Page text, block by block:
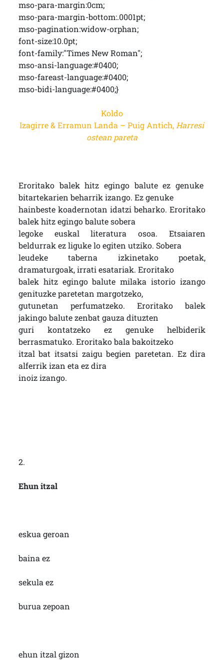
mso-para-margin:0cm;
mso-para-margin-bottom:.0001pt;
mso-pagination:widow-orphan;
font-size:10.0pt;
font-family:"Times New Roman";
mso-ansi-language:#0400;
mso-fareast-language:#0400;
mso-bidi-language:#0400;}
Koldo
Izagirre & Erramun Landa – Puig Antich, Harresi
ostean pareta
Eroritako balek hitz egingo balute ez genuke
bitartekarien beharrik izango. Ez genuke
hainbeste koadernotan idatzi beharko. Eroritako
balek hitz egingo balute sobera
legoke euskal literatura osoa. Etsaiaren
beldurrak ez liguke lo egiten utziko. Sobera
leudeke taberna izkinetako poetak,
dramaturgoak, irrati esatariak. Eroritako
balek hitz egingo balute milaka istorio izango
genituzke paretetan margotzeko,
gutunetan perfumatzeko. Eroritako balek
jakingo balute zenbat gauza dituzten
guri kontatzeko ez genuke helbiderik
berrasmatuko. Eroritako bala bakoitzeko
itzal bat itsatsi zaigu begien paretetan. Ez dira
alferrik izan eta ez dira
inoiz izango.
2.
Ehun itzal
eskua geroan
baina ez
sekula ez
burua zepoan
ehun itzal gizon